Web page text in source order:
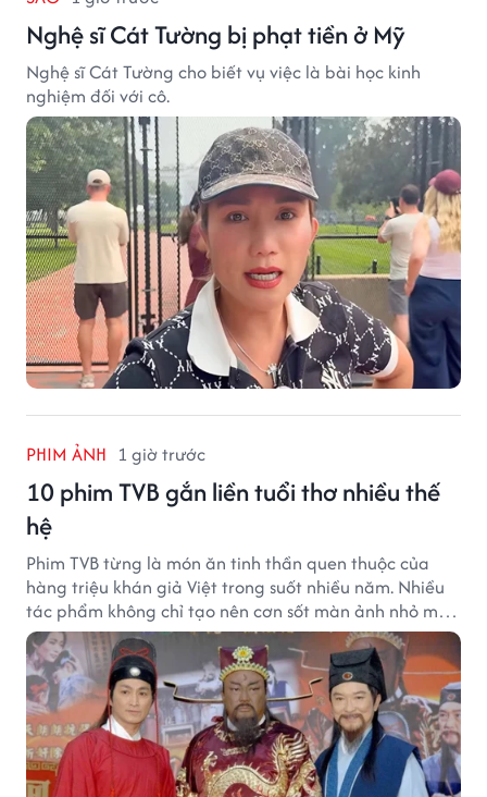
Nghệ sĩ Cát Tường bị phạt tiền ở Mỹ
Nghệ sĩ Cát Tường cho biết vụ việc là bài học kinh
nghiệm đối với cô.
PHIM ẢNH 1 giờ trước
10 phim TVB gắn liền tuổi thơ nhiều thế
hệ
Phim TVB từng là món ăn tinh thần quen thuộc của
hàng triệu khán giả Việt trong suốt nhiều năm. Nhiều
tác phẩm không chỉ tạo nên cơn sốt màn ảnh nhỏ mà
còn trở thành ký ức khó quên của cả một thế hệ.